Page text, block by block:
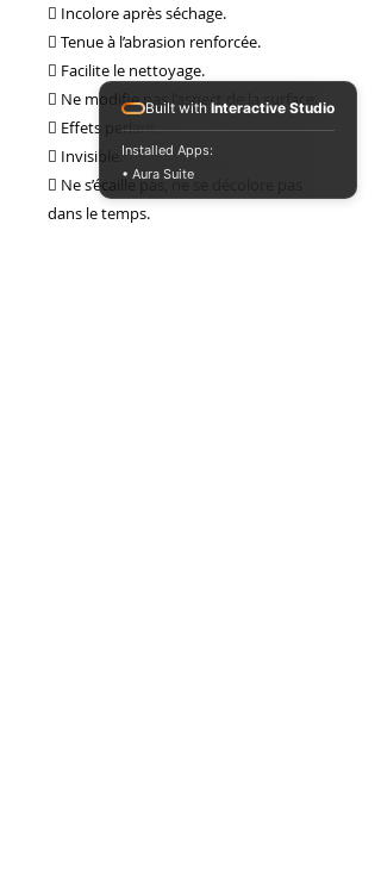
 Incolore après séchage.
 Tenue à l’abrasion renforcée.
 Facilite le nettoyage.
 Ne modifie pas l’aspect de la surface.
 Effets perlant.
 Invisible.
 Ne s’écaille pas, ne se décolore pas
dans le temps.
Built with Interactive Studio
Installed Apps:
• Aura Suite